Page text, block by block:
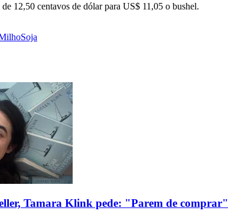
12,50 centavos de dólar para US$ 11,05 o bushel.
Soja
Tamara Klink pede: "Parem de comprar"